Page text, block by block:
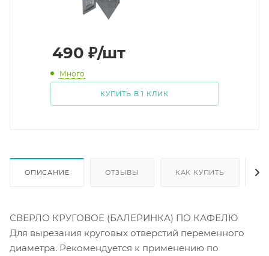
490 ₽/шт
Много
КУПИТЬ В 1 КЛИК
ОПИСАНИЕ ОТЗЫВЫ КАК КУПИТЬ
СВЕРЛО КРУГОВОЕ (БАЛЕРИНКА) ПО КАФЕЛЮ
Для вырезания круговых отверстий переменного
диаметра. Рекомендуется к применению по